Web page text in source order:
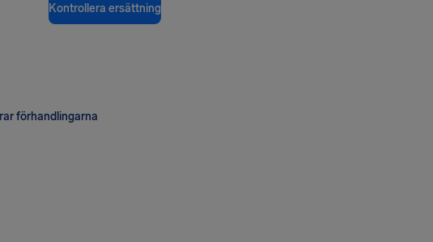
Kontrollera ersättning
förhandlingarna